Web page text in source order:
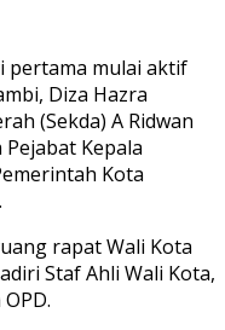
pertama mulai aktif
Diza Hazra
(Sekda) A Ridwan
Kepala
Kota
rapat Wali Kota
Staf Ahli Wali Kota,